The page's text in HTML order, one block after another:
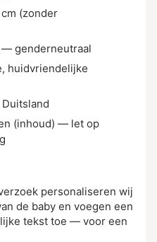
(zonder
genderneutraal
huidvriendelijke
(inhoud) — let op
personaliseren wij
de baby en voegen een
tekst toe — voor een